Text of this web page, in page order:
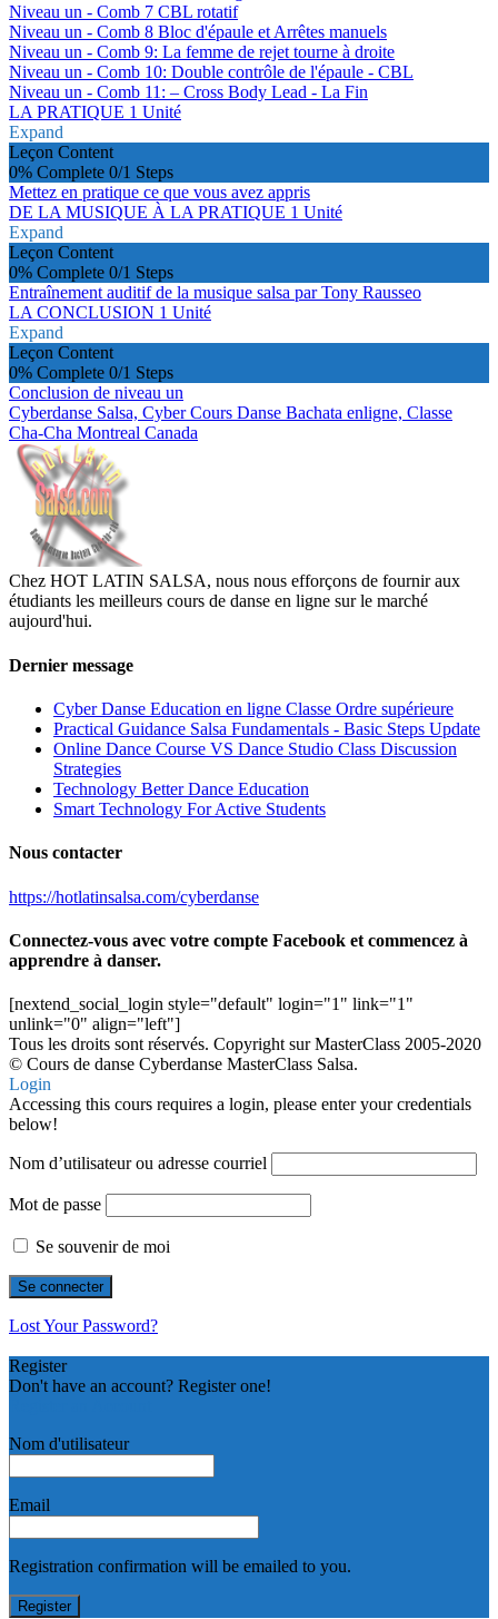
Niveau un - Comb 7 CBL rotatif
Niveau un - Comb 8 Bloc d'épaule et Arrêtes manuels
Niveau un - Comb 9: La femme de rejet tourne à droite
Niveau un - Comb 10: Double contrôle de l'épaule - CBL
Niveau un - Comb 11: – Cross Body Lead - La Fin
LA PRATIQUE 1 Unité
Expand
Leçon Content
0% Complete 0/1 Steps
Mettez en pratique ce que vous avez appris
DE LA MUSIQUE À LA PRATIQUE 1 Unité
Expand
Leçon Content
0% Complete 0/1 Steps
Entraînement auditif de la musique salsa par Tony Rausseo
LA CONCLUSION 1 Unité
Expand
Leçon Content
0% Complete 0/1 Steps
Conclusion de niveau un
Cyberdanse Salsa, Cyber Cours Danse Bachata enligne, Classe
Cha-Cha Montreal Canada
Chez HOT LATIN SALSA, nous nous efforçons de fournir aux
étudiants les meilleurs cours de danse en ligne sur le marché
aujourd'hui.
Dernier message
Cyber Danse Education en ligne Classe Ordre supérieure
Practical Guidance Salsa Fundamentals - Basic Steps Update
Online Dance Course VS Dance Studio Class Discussion
Strategies
Technology Better Dance Education
Smart Technology For Active Students
Nous contacter
https://hotlatinsalsa.com/cyberdanse
Connectez-vous avec votre compte Facebook et commencez à
apprendre à danser.
[nextend_social_login style="default" login="1" link="1"
unlink="0" align="left"]
Tous les droits sont réservés. Copyright sur MasterClass 2005-2020
© Cours de danse Cyberdanse MasterClass Salsa.
Login
Accessing this cours requires a login, please enter your credentials
below!
Nom d’utilisateur ou adresse courriel
Mot de passe
Se souvenir de moi
Lost Your Password?
Register
Don't have an account? Register one!
Nom d'utilisateur
Email
Registration confirmation will be emailed to you.